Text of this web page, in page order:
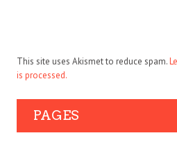
This site uses Akismet to reduce spam.
is processed.
PAGES